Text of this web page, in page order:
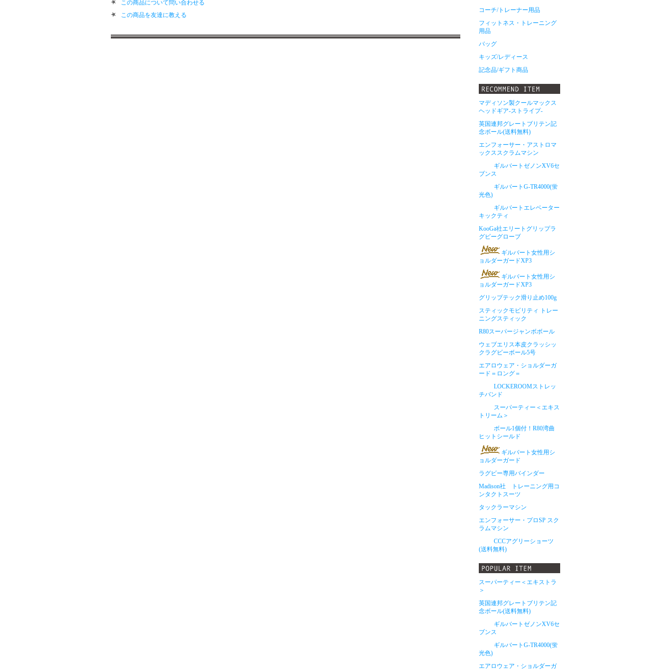
この商品について問い合わせる
この商品を友達に教える
コーチ/トレーナー用品
フィットネス・トレーニング
用品
バッグ
キッズ/レディース
記念品/ギフト商品
マディソン製クールマックス
ヘッドギア-ストライプ-
英国連邦グレートブリテン記
念ボール(送料無料)
エンフォーサー・アストロマ
ックススクラムマシン
ギルバートゼノンXV6セ
ブンス
ギルバートG-TR4000(蛍
光色)
ギルバートエレベーター
キックティ
KooGa社エリートグリップラ
グビーグローブ
ギルバート女性用シ
ョルダーガードXP3
ギルバート女性用シ
ョルダーガードXP3
グリップテック滑り止め100g
スティックモビリティ トレー
ニングスティック
R80スーパージャンボボール
ウェブエリス本皮クラッシッ
クラグビーボール5号
エアロウェア・ショルダーガ
ード＝ロング＝
LOCKEROOMストレッ
チバンド
スーパーティー＜エキス
トリーム＞
ボール1個付！R80湾曲
ヒットシールド
ギルバート女性用シ
ョルダーガード
ラグビー専用バインダー
Madison社 トレーニング用コ
ンタクトスーツ
タックラーマシン
エンフォーサー・プロSP スク
ラムマシン
CCCアグリーショーツ
(送料無料)
スーパーティー＜エキストラ
＞
英国連邦グレートブリテン記
念ボール(送料無料)
ギルバートゼノンXV6セ
ブンス
ギルバートG-TR4000(蛍
光色)
エアロウェア・ショルダーガ